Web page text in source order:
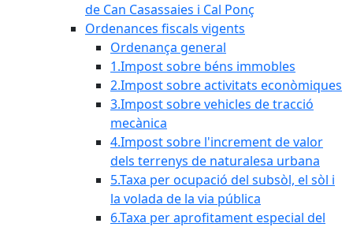
de Can Casassaies i Cal Ponç
Ordenances fiscals vigents
Ordenança general
1.Impost sobre béns immobles
2.Impost sobre activitats econòmiques
3.Impost sobre vehicles de tracció
mecànica
4.Impost sobre l'increment de valor
dels terrenys de naturalesa urbana
5.Taxa per ocupació del subsòl, el sòl i
la volada de la via pública
6.Taxa per aprofitament especial del